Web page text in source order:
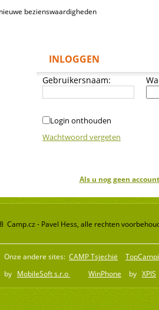
bezienswaardigheden
INLOGGEN
Gebruikersnaam:
Login onthouden
Wachtwoord vergeten
Als u nog geen
Camp.cz - Pavel Hess, alle rechten
Onze andere sites: CAMP Tsjechië
by MobileSoft s.r.o WinPhone by XPIS